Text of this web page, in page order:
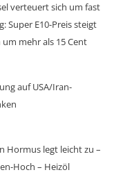
verteuert sich um fast
Super E10-Preis steigt
mehr als 15 Cent
auf USA/Iran-
Hormus legt leicht zu –
Hoch – Heizöl